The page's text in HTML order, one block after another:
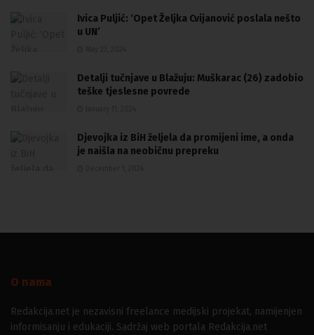
Ivica Puljić: ‘Opet Željka Cvijanović poslala nešto
u UN’
Detalji tučnjave u Blažuju: Muškarac (26) zadobio
teške tjeslesne povrede
Djevojka iz BiH željela da promijeni ime, a onda
je naišla na neobičnu prepreku
O nama
Redakcija.net je nezavisni freelance medijski projekat, namijenjen
informisanju i edukaciji. Sadržaj web portala Redakcija.net